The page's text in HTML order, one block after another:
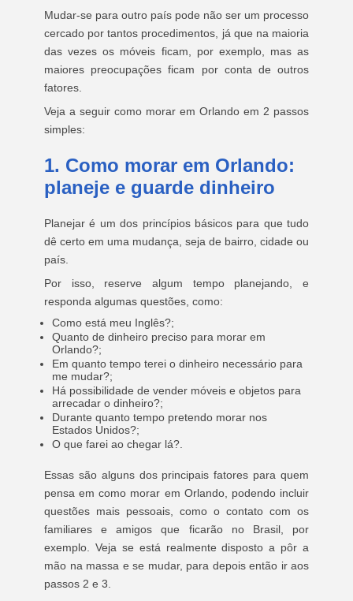
Mudar-se para outro país pode não ser um processo
cercado por tantos procedimentos, já que na maioria
das vezes os móveis ficam, por exemplo, mas as
maiores preocupações ficam por conta de outros
fatores.
Veja a seguir como morar em Orlando em 2 passos
simples:
1. Como morar em Orlando:
planeje e guarde dinheiro
Planejar é um dos princípios básicos para que tudo
dê certo em uma mudança, seja de bairro, cidade ou
país.
Por isso, reserve algum tempo planejando, e
responda algumas questões, como:
Como está meu Inglês?;
Quanto de dinheiro preciso para morar em
Orlando?;
Em quanto tempo terei o dinheiro necessário para
me mudar?;
Há possibilidade de vender móveis e objetos para
arrecadar o dinheiro?;
Durante quanto tempo pretendo morar nos
Estados Unidos?;
O que farei ao chegar lá?.
Essas são alguns dos principais fatores para quem
pensa em como morar em Orlando, podendo incluir
questões mais pessoais, como o contato com os
familiares e amigos que ficarão no Brasil, por
exemplo. Veja se está realmente disposto a pôr a
mão na massa e se mudar, para depois então ir aos
passos 2 e 3.